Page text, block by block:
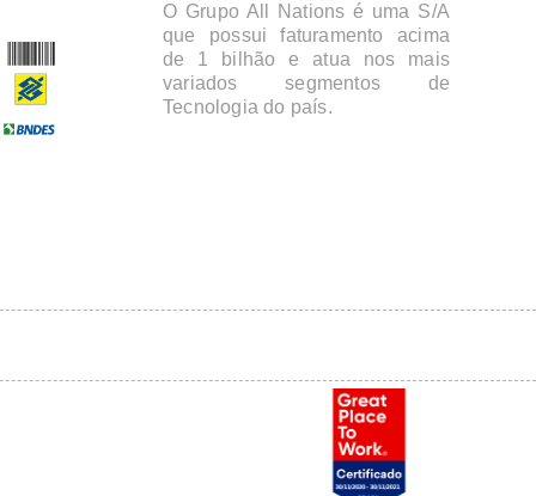
O Grupo All Nations é uma S/A
que possui faturamento acima
de 1 bilhão e atua nos mais
variados segmentos de
Tecnologia do país.